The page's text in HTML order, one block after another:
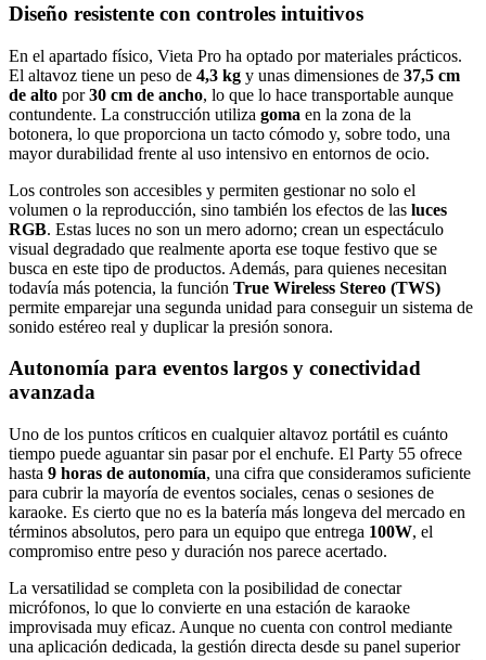
Diseño resistente con controles intuitivos
En el apartado físico, Vieta Pro ha optado por materiales prácticos.
El altavoz tiene un peso de 4,3 kg y unas dimensiones de 37,5 cm
de alto por30 cm de ancho, lo que lo hace transportable aunque
contundente. La construcción utiliza goma en la zona de la
botonera, lo que proporciona un tacto cómodo y, sobre todo, una
mayor durabilidad frente al uso intensivo en entornos de ocio.
Los controles son accesibles y permiten gestionar no solo el
volumen o la reproducción, sino también los efectos de las luces
RGB. Estas luces no son un mero adorno; crean un espectáculo
visual degradado que realmente aporta ese toque festivo que se
busca en este tipo de productos. Además, para quienes necesitan
todavía más potencia, la función True Wireless Stereo (TWS)
permite emparejar una segunda unidad para conseguir un sistema de
sonido estéreo real y duplicar la presión sonora.
Autonomía para eventos largos y conectividad
avanzada
Uno de los puntos críticos en cualquier altavoz portátil es cuánto
tiempo puede aguantar sin pasar por el enchufe. El Party 55 ofrece
hasta 9 horas de autonomía, una cifra que consideramos suficiente
para cubrir la mayoría de eventos sociales, cenas o sesiones de
karaoke. Es cierto que no es la batería más longeva del mercado en
términos absolutos, pero para un equipo que entrega 100W, el
compromiso entre peso y duración nos parece acertado.
La versatilidad se completa con la posibilidad de conectar
micrófonos, lo que lo convierte en una estación de karaoke
improvisada muy eficaz. Aunque no cuenta con control mediante
una aplicación dedicada, la gestión directa desde su panel superior